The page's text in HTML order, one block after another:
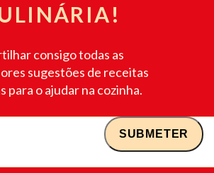
consigo todas as
sugestões de receitas
para o ajudar na cozinha.